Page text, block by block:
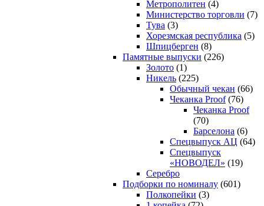
Метрополитен (4)
Министерство торговли (7)
Тува (3)
Хорезмская республика (5)
Шпицберген (8)
Памятные выпуски (226)
Золото (1)
Никель (225)
Обычный чекан (66)
Чеканка Proof(76)
Чеканка Proof
(70)
Барселона (6)
Спецвыпуск АЦ (64)
Спецвыпуск
«НОВОДЕЛ» (19)
Серебро
Подборки по номиналу (601)
Полкопейки (3)